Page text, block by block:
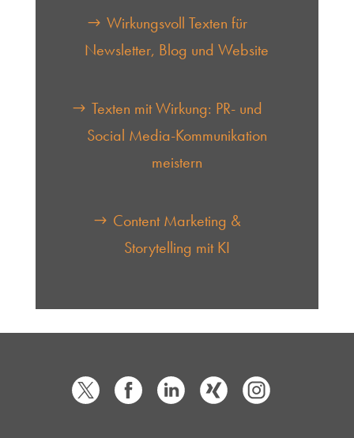
Wirkungsvoll Texten für
Newsletter, Blog und Website
Texten mit Wirkung: PR- und
Social Media-Kommunikation
meistern
Content Marketing &
Storytelling mit KI